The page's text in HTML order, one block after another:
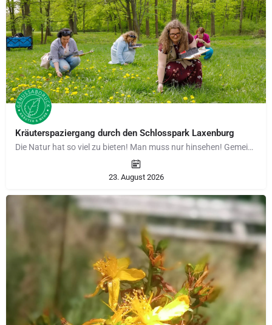
Kräuterspaziergang durch den Schlosspark Laxenburg
Die Natur hat so viel zu bieten! Man muss nur hinsehen! Gemeinsam spazieren wir 2 Stunden lang durch einen…
23. August 2026